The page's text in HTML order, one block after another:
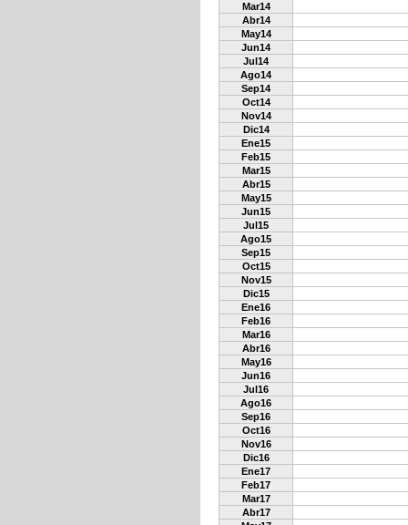
Mar14
Abr14
May14
Jun14
Jul14
Ago14
Sep14
Oct14
Nov14
Dic14
Ene15
Feb15
Mar15
Abr15
May15
Jun15
Jul15
Ago15
Sep15
Oct15
Nov15
Dic15
Ene16
Feb16
Mar16
Abr16
May16
Jun16
Jul16
Ago16
Sep16
Oct16
Nov16
Dic16
Ene17
Feb17
Mar17
Abr17